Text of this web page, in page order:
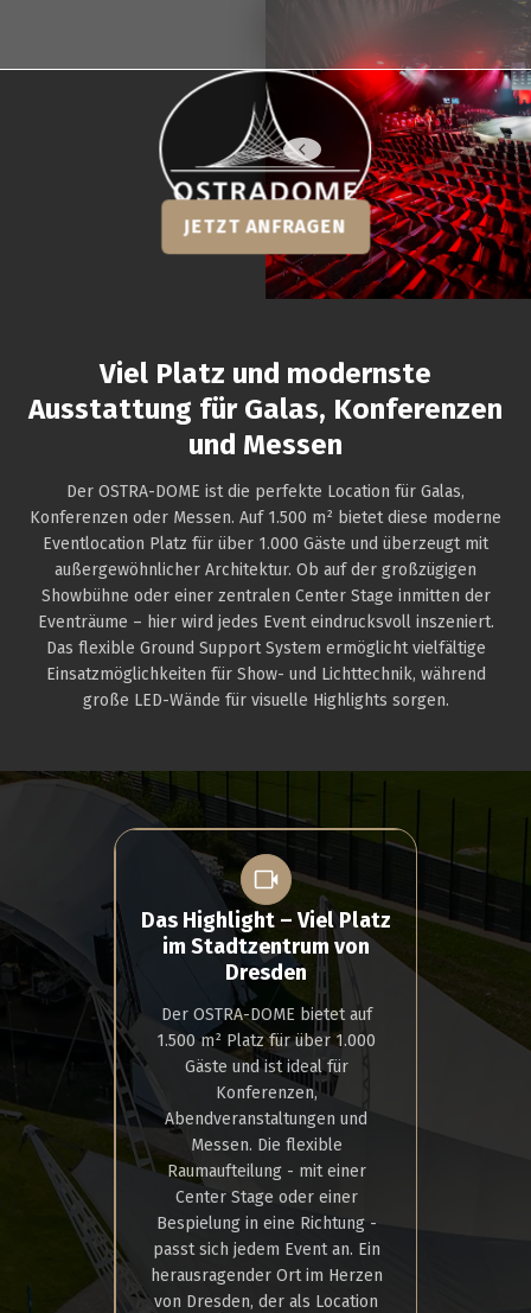
OSTRA-DOME: Event Venue for
JETZT ANFRAGEN
Viel Platz und modernste
Ausstattung für Galas, Konferenzen
und Messen
Der OSTRA-DOME ist die perfekte Location für Galas,
Konferenzen oder Messen. Auf 1.500 m² bietet diese moderne
Eventlocation Platz für über 1.000 Gäste und überzeugt mit
außergewöhnlicher Architektur. Ob auf der großzügigen
Showbühne oder einer zentralen Center Stage inmitten der
Eventräume – hier wird jedes Event eindrucksvoll inszeniert.
Das flexible Ground Support System ermöglicht vielfältige
Einsatzmöglichkeiten für Show- und Lichttechnik, während
große LED-Wände für visuelle Highlights sorgen.
Das Highlight – Viel Platz
im Stadtzentrum von
Dresden
Der OSTRA-DOME bietet auf
1.500 m² Platz für über 1.000
Gäste und ist ideal für
Konferenzen,
Abendveranstaltungen und
Messen. Die flexible
Raumaufteilung - mit einer
Center Stage oder einer
Bespielung in eine Richtung -
passt sich jedem Event an. Ein
herausragender Ort im Herzen
von Dresden, der als Location